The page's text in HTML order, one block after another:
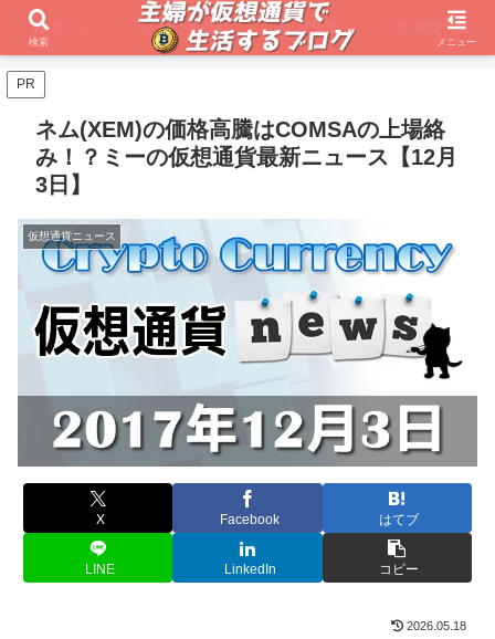
ホーム 初心者必見 取引所 通貨一覧
PR
ネム(XEM)の価格高騰はCOMSAの上場絡
み！？ミーの仮想通貨最新ニュース【12月
3日】
仮想通貨ニュース
X Facebook はてブ
LINE LinkedIn コピー
2026.05.18
検索 メニュー